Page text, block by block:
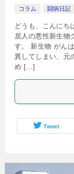
コラム
闘病日記
どうも、こんにち
居人の悪性新生物
す。 新生物 がん
異してしまい、元
め […]
Tweet